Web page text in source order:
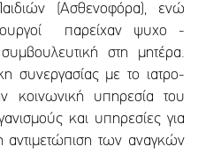
(Ασθενοφόρα), ενώ
παρείχαν ψυχο -
στη μητέρα.
συνεργασίας με το ιατρο-
κοινωνική υπηρεσία του
και υπηρεσίες για
αντιμετώπιση των αναγκών